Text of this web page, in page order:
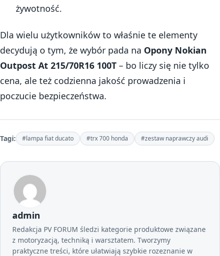
żywotność.
Dla wielu użytkowników to właśnie te elementy
decydują o tym, że wybór pada na Opony Nokian
Outpost At 215/70R16 100T – bo liczy się nie tylko
cena, ale też codzienna jakość prowadzenia i
poczucie bezpieczeństwa.
Tagi: #lampa fiat ducato #trx 700 honda #zestaw naprawczy audi
admin
Redakcja PV FORUM śledzi kategorie produktowe związane
z motoryzacją, techniką i warsztatem. Tworzymy
praktyczne treści, które ułatwiają szybkie rozeznanie w